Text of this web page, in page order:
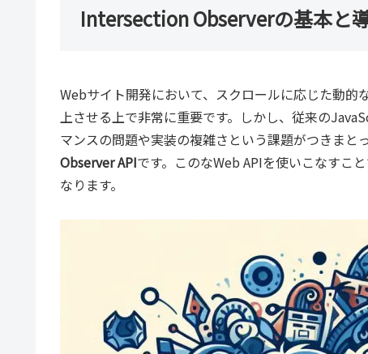
Intersection Observerの基本と
Webサイト開発において、スクロールに応じた動
上させる上で非常に重要です。しかし、従来の
マンスの問題や実装の複雑さという課題がつきまと
Observer APIです。このなWeb APIを使いこなすこ
なります。